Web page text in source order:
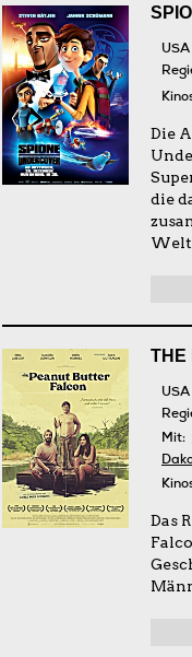
Die
die
Welt
THE
Mit:
Das